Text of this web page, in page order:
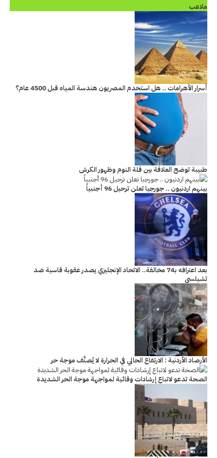
ملاعب
أسرار الأهرامات .. هل استخدم المصريون هندسة المياه قبل 4500 عام؟
طبيبة توضح العلاقة بين قلة النوم وظهور الكرش
بينهم اردنيون .. جورجيا تعلن ترحيل 96 أجنبياً
بعد اعترافه بـ74 مخالفة.. الاتحاد الإنجليزي يصدر عقوبة قاسية ضد
تشيلسي
الأرصاد الأردنية : الارتفاع الحالي في الحرارة لا يُصنَّف موجة حر
الصحة تدعو لاتباع إرشادات وقائية لمواجهة موجة الحر الشديدة